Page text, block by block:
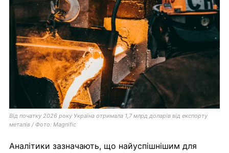
Від початку 2026 року Україна отримала 1,7 млрд доларів від експорту
металів / Фото: Magnific
Аналітики зазначають, що найуспішнішим для